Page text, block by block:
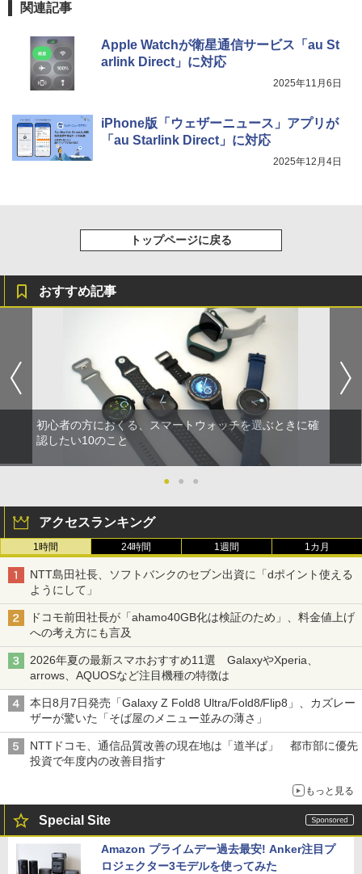
関連記事
Apple Watchが衛星通信サービス「au St
arlink Direct」に対応
2025年11月6日
iPhone版「ウェザーニュース」アプリが
「au Starlink Direct」に対応
2025年12月4日
トップページに戻る
おすすめ記事
初心者の方におくる、スマートウォッチを選ぶときに確
認したい10のこと
● ● ●
アクセスランキング
1時間 24時間 1週間 1カ月
NTT島田社長、ソフトバンクのセブン出資に「dポイント使える
ようにして」
ドコモ前田社長が「ahamo40GB化は検証のため」、料金値上げ
への考え方にも言及
2026年夏の最新スマホおすすめ11選 GalaxyやXperia、
arrows、AQUOSなど注目機種の特徴は
本日8月7日発売「Galaxy Z Fold8 Ultra/Fold8/Flip8」、カズレー
ザーが驚いた「そば屋のメニュー並みの薄さ」
NTTドコモ、通信品質改善の現在地は「道半ば」 都市部に優先
投資で年度内の改善目指す
もっと見る
Special Site
Amazon プライムデー過去最安! Anker注目プ
ロジェクター3モデルを使ってみた